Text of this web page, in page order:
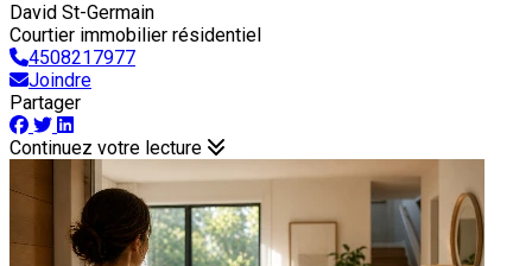
David St-Germain
Courtier immobilier résidentiel
4508217977
Joindre
Partager
Continuez votre lecture